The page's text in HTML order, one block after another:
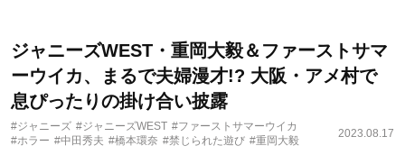
ジャニーズWEST・重岡大毅＆ファーストサマ
ーウイカ、まるで夫婦漫才!? 大阪・アメ村で
息ぴったりの掛け合い披露
#ジャニーズ #ジャニーズWEST #ファーストサマーウイカ
#ホラー #中田秀夫 #橋本環奈 #禁じられた遊び #重岡大毅
2023.08.17